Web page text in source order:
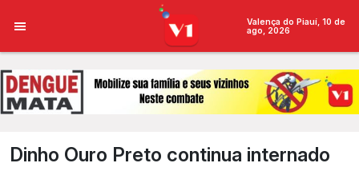
Valença do Piauí, 10 de
ago, 2026
Dinho Ouro Preto continua internado